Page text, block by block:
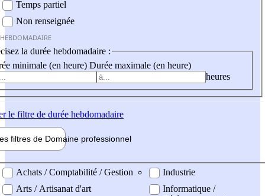
Temps partiel
Non renseignée
la durée hebdomadaire :
minimale (en heure) Durée maximale (en heure)
heures
le filtre de durée hebdomadaire
filtres de Domaine professionnel
professionel
Achats / Comptabilité / Gestion
Arts / Artisanat d'art
Industrie
Informatique /